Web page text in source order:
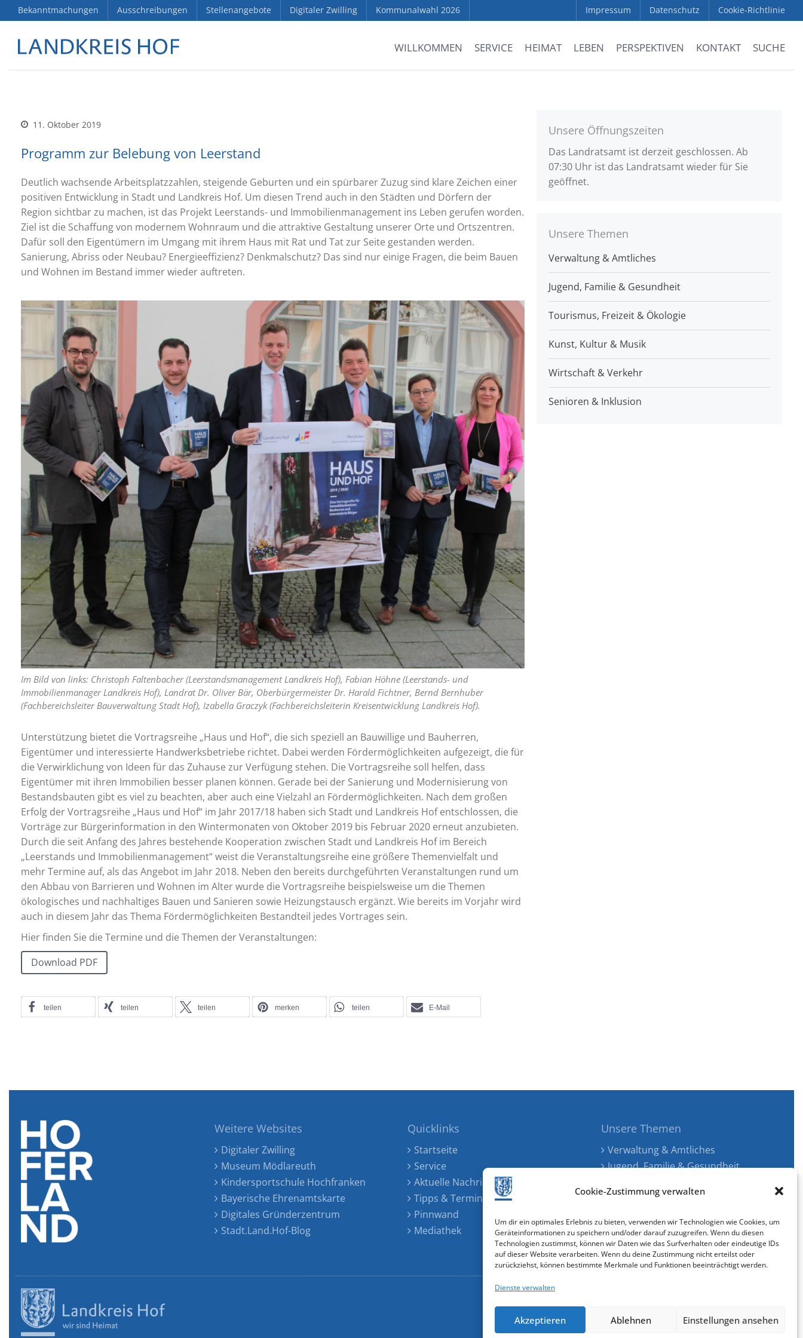
Cookie-Zustimmung verwalten
Um dir ein optimales Erlebnis zu bieten, verwenden wir Technologien wie Cookies, um
Geräteinformationen zu speichern und/oder darauf zuzugreifen. Wenn du diesen
Technologien zustimmst, können wir Daten wie das Surfverhalten oder eindeutige IDs
auf dieser Website verarbeiten. Wenn du deine Zustimmung nicht erteilst oder
zurückziehst, können bestimmte Merkmale und Funktionen beeinträchtigt werden.
Dienste verwalten
Akzeptieren Ablehnen Einstellungen ansehen
Bekanntmachungen Ausschreibungen Stellenangebote Digitaler Zwilling Kommunalwahl 2026 Impressum Datenschutz Cookie-Richtlinie
WILLKOMMEN SERVICE HEIMAT LEBEN PERSPEKTIVEN KONTAKT SUCHE
11. Oktober 2019
Programm zur Belebung von Leerstand
Deutlich wachsende Arbeitsplatzzahlen, steigende Geburten und ein spürbarer Zuzug sind klare Zeichen einer
positiven Entwicklung in Stadt und Landkreis Hof. Um diesen Trend auch in den Städten und Dörfern der
Region sichtbar zu machen, ist das Projekt Leerstands- und Immobilienmanagement ins Leben gerufen worden.
Ziel ist die Schaffung von modernem Wohnraum und die attraktive Gestaltung unserer Orte und Ortszentren.
Dafür soll den Eigentümern im Umgang mit ihrem Haus mit Rat und Tat zur Seite gestanden werden.
Sanierung, Abriss oder Neubau? Energieeffizienz? Denkmalschutz? Das sind nur einige Fragen, die beim Bauen
und Wohnen im Bestand immer wieder auftreten.
Im Bild von links: Christoph Faltenbacher (Leerstandsmanagement Landkreis Hof), Fabian Höhne (Leerstands- und
Immobilienmanager Landkreis Hof), Landrat Dr. Oliver Bär, Oberbürgermeister Dr. Harald Fichtner, Bernd Bernhuber
(Fachbereichsleiter Bauverwaltung Stadt Hof), Izabella Graczyk (Fachbereichsleiterin Kreisentwicklung Landkreis Hof).
Unterstützung bietet die Vortragsreihe „Haus und Hof“, die sich speziell an Bauwillige und Bauherren,
Eigentümer und interessierte Handwerksbetriebe richtet. Dabei werden Fördermöglichkeiten aufgezeigt, die für
die Verwirklichung von Ideen für das Zuhause zur Verfügung stehen. Die Vortragsreihe soll helfen, dass
Eigentümer mit ihren Immobilien besser planen können. Gerade bei der Sanierung und Modernisierung von
Bestandsbauten gibt es viel zu beachten, aber auch eine Vielzahl an Fördermöglichkeiten. Nach dem großen
Erfolg der Vortragsreihe „Haus und Hof“ im Jahr 2017/18 haben sich Stadt und Landkreis Hof entschlossen, die
Vorträge zur Bürgerinformation in den Wintermonaten von Oktober 2019 bis Februar 2020 erneut anzubieten.
Durch die seit Anfang des Jahres bestehende Kooperation zwischen Stadt und Landkreis Hof im Bereich
„Leerstands und Immobilienmanagement“ weist die Veranstaltungsreihe eine größere Themenvielfalt und
mehr Termine auf, als das Angebot im Jahr 2018. Neben den bereits durchgeführten Veranstaltungen rund um
den Abbau von Barrieren und Wohnen im Alter wurde die Vortragsreihe beispielsweise um die Themen
ökologisches und nachhaltiges Bauen und Sanieren sowie Heizungstausch ergänzt. Wie bereits im Vorjahr wird
auch in diesem Jahr das Thema Fördermöglichkeiten Bestandteil jedes Vortrages sein.
Hier finden Sie die Termine und die Themen der Veranstaltungen:
Download PDF
teilen teilen teilen merken teilen E-Mail
Unsere Öffnungszeiten
Das Landratsamt ist derzeit geschlossen. Ab
07:30 Uhr ist das Landratsamt wieder für Sie
geöffnet.
Unsere Themen
Verwaltung & Amtliches
Jugend, Familie & Gesundheit
Tourismus, Freizeit & Ökologie
Kunst, Kultur & Musik
Wirtschaft & Verkehr
Senioren & Inklusion
Weitere Websites
Digitaler Zwilling
Museum Mödlareuth
Kindersportschule Hochfranken
Bayerische Ehrenamtskarte
Digitales Gründerzentrum
Stadt.Land.Hof-Blog
Quicklinks
Startseite
Service
Aktuelle Nachrichten
Tipps & Termine
Pinnwand
Mediathek
Unsere Themen
Verwaltung & Amtliches
Jugend, Familie & Gesundheit
Kunst, Kultur & Musik
Senioren & Inklusion
Cookie-Richtlinie (EU)